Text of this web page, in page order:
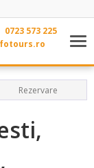
0723 573 225
Rezervare